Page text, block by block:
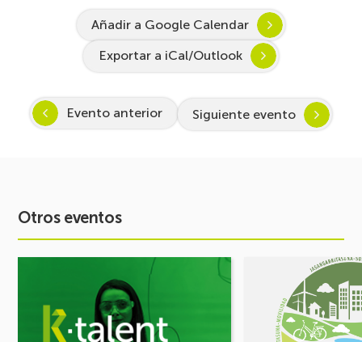
Añadir a Google Calendar
Exportar a iCal/Outlook
Evento anterior Siguiente evento
Otros eventos
STEAM
MOVILIDAD